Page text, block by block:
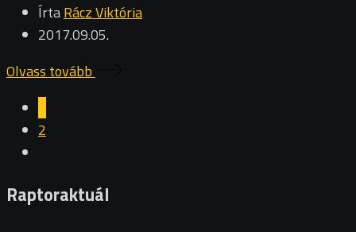
ÍrtaRácz Viktória
2017.09.05.
Olvass tovább
2
Raptoraktuál